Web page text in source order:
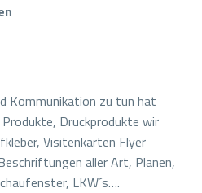
Kommunikation zu tun hat
Druckprodukte wir
Visitenkarten Flyer
aller Art, Planen,
LKW´s….